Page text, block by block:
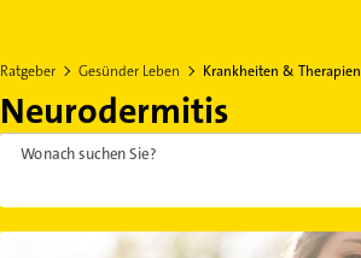
Ratgeber Gesünder Leben Krankheiten & Therapien
Neurodermitis
Wonach suchen Sie?